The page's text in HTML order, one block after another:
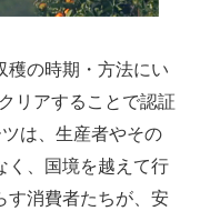
穫の時期・方法にい
リアすることで認証
は、生産者やその
く、国境を越えて行
す消費者たちが、安